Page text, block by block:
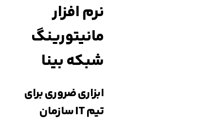
نرم افزار
مانیتورینگ
شبکه بینا
ابزاری ضروری برای
تیم IT سازمان